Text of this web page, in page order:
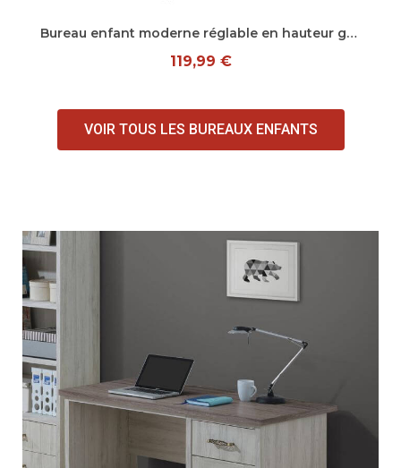
Aperçu rapide Bureau enfant moderne réglable en hauteur gris/blanc Emilien
119,99 €
VOIR TOUS LES BUREAUX ENFANTS